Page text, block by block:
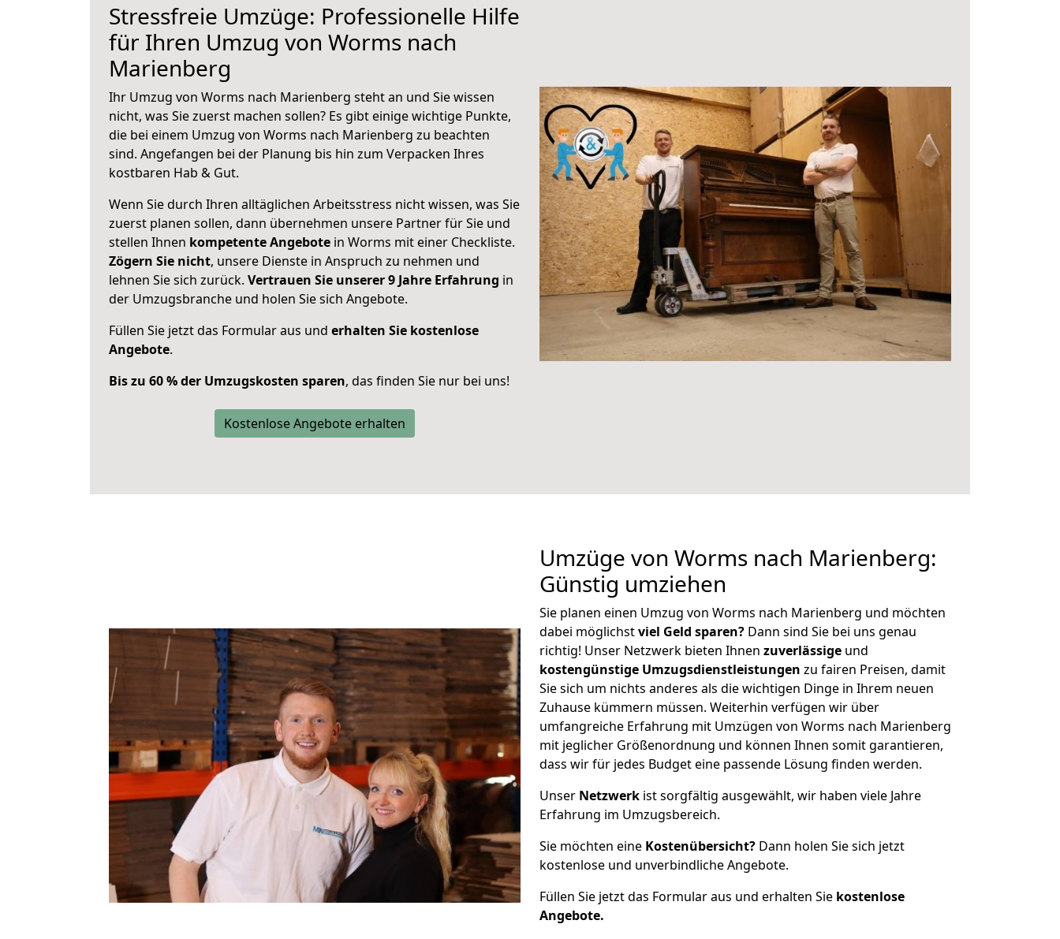
Stressfreie Umzüge: Professionelle Hilfe
für Ihren Umzug von Worms nach
Marienberg
Ihr Umzug von Worms nach Marienberg steht an und Sie wissen
nicht, was Sie zuerst machen sollen? Es gibt einige wichtige Punkte,
die bei einem Umzug von Worms nach Marienberg zu beachten
sind. Angefangen bei der Planung bis hin zum Verpacken Ihres
kostbaren Hab & Gut.
Wenn Sie durch Ihren alltäglichen Arbeitsstress nicht wissen, was Sie
zuerst planen sollen, dann übernehmen unsere Partner für Sie und
stellen Ihnen kompetente Angebote in Worms mit einer Checkliste.
Zögern Sie nicht, unsere Dienste in Anspruch zu nehmen und
lehnen Sie sich zurück. Vertrauen Sie unserer 9 Jahre Erfahrung in
der Umzugsbranche und holen Sie sich Angebote.
Füllen Sie jetzt das Formular aus und erhalten Sie kostenlose
Angebote.
Bis zu 60 % der Umzugskosten sparen, das finden Sie nur bei uns!
Kostenlose Angebote erhalten
Umzüge von Worms nach Marienberg:
Günstig umziehen
Sie planen einen Umzug von Worms nach Marienberg und möchten
dabei möglichstviel Geld sparen? Dann sind Sie bei uns genau
richtig! Unser Netzwerk bieten Ihnen zuverlässige und
kostengünstige Umzugsdienstleistungen zu fairen Preisen, damit
Sie sich um nichts anderes als die wichtigen Dinge in Ihrem neuen
Zuhause kümmern müssen. Weiterhin verfügen wir über
umfangreiche Erfahrung mit Umzügen von Worms nach Marienberg
mit jeglicher Größenordnung und können Ihnen somit garantieren,
dass wir für jedes Budget eine passende Lösung finden werden.
Unser Netzwerk ist sorgfältig ausgewählt, wir haben viele Jahre
Erfahrung im Umzugsbereich.
Sie möchten eine Kostenübersicht? Dann holen Sie sich jetzt
kostenlose und unverbindliche Angebote.
Füllen Sie jetzt das Formular aus und erhalten Sie kostenlose
Angebote.